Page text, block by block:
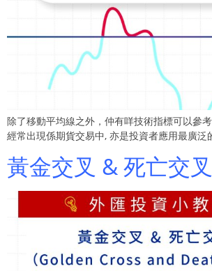
除了移動平均線之外，仲有咩技術指標可以參
經常出現係期貨交易中, 亦是投資者應用最廣
黃金交叉 & 死亡交